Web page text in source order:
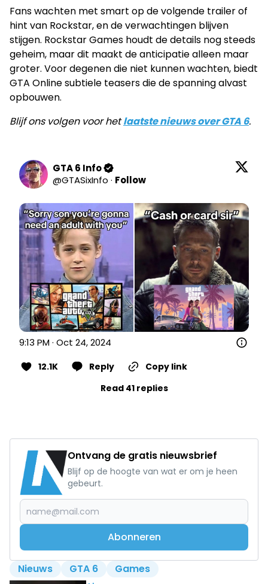
Fans wachten met smart op de volgende trailer of
hint van Rockstar, en de verwachtingen blijven
stijgen. Rockstar Games houdt de details nog steeds
geheim, maar dit maakt de anticipatie alleen maar
groter. Voor degenen die niet kunnen wachten, biedt
GTA Online subtiele teasers die de spanning alvast
opbouwen.
Blijf ons volgen voor hetlaatste nieuws over GTA 6.
GTA 6 Info
@GTASixInfo · Follow
9:13 PM · Oct 24, 2024
12.1K Reply
Copy link
Read 41 replies
Ontvang de gratis nieuwsbrief
Blijf op de hoogte van wat er om je heen
gebeurt.
Abonneren
Nieuws GTA 6 Games